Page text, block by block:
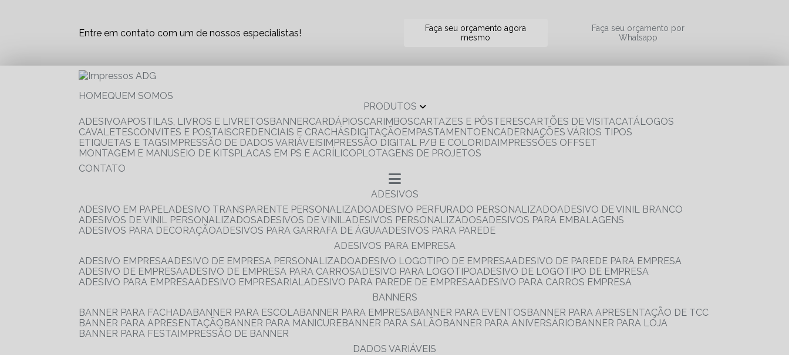
Entre em contato com um de nossos especialistas!
Faça seu orçamento agora
mesmo
Faça seu orçamento por
Whatsapp
HOME
QUEM SOMOS
PRODUTOS
ADESIVO
APOSTILAS, LIVROS E LIVRETOS BANNER CARDÁPIOS CARIMBOS CARTAZES E PÔSTERES CARTÕES DE VISITA
CATÁLOGOS
CAVALETES
CONVITES E POSTAIS CREDENCIAIS E CRACHÁS DIGITAÇÃO EMPASTAMENTO
ENCADERNAÇÕES VÁRIOS TIPOS
ETIQUETAS E TAGS IMPRESSÃO DE DADOS VARIÁVEIS IMPRESSÃO DIGITAL P/B E COLORIDA IMPRESSÕES OFFSET
MONTAGEM E MANUSEIO DE KITS
PLACAS EM PS E ACRÍLICO
PLOTAGENS DE PROJETOS
CONTATO
ADESIVOS
ADESIVO EM PAPEL
ADESIVO TRANSPARENTE PERSONALIZADO ADESIVO PERFURADO PERSONALIZADO
ADESIVO DE VINIL BRANCO
ADESIVOS DE VINIL PERSONALIZADOS
ADESIVOS DE VINIL ADESIVOS PERSONALIZADOS
ADESIVOS PARA EMBALAGENS
ADESIVOS PARA DECORAÇÃO
ADESIVOS PARA GARRAFA DE ÁGUA
ADESIVOS PARA PAREDE
ADESIVOS PARA EMPRESA
ADESIVO EMPRESA
ADESIVO DE EMPRESA PERSONALIZADO ADESIVO LOGOTIPO DE EMPRESA
ADESIVO DE PAREDE PARA EMPRESA
ADESIVO DE EMPRESA
ADESIVO DE EMPRESA PARA CARROS ADESIVO PARA LOGOTIPO
ADESIVO DE LOGOTIPO DE EMPRESA
ADESIVO PARA EMPRESA
ADESIVO EMPRESARIAL ADESIVO PARA PAREDE DE EMPRESA
ADESIVO PARA CARROS EMPRESA
BANNERS
BANNER PARA FACHADA
BANNER PARA ESCOLA BANNER PARA EMPRESA BANNER PARA EVENTOS
BANNER PARA APRESENTAÇÃO DE TCC
BANNER PARA APRESENTAÇÃO
BANNER PARA MANICURE BANNER PARA SALÃO BANNER PARA ANIVERSÁRIO
BANNER PARA LOJA
BANNER PARA FESTA IMPRESSÃO DE BANNER
DADOS VARIÁVEIS